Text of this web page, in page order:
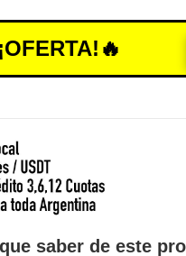
saber de este